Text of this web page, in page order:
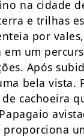
na cidade
e trilhas
por
um
Após
bela vista.
de cachoeira